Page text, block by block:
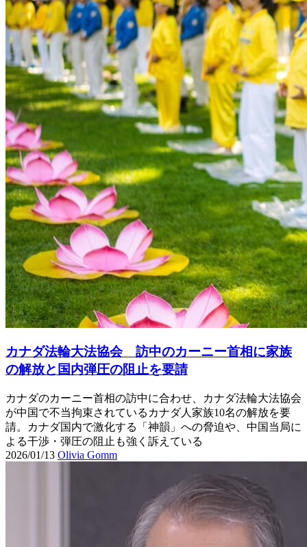
カナダ法輪大法協会 訪中のカーニー首相に家族
の解放と国内弾圧の阻止を要請
カナダのカーニー首相の訪中に合わせ、カナダ法輪大法協会
が中国で不当拘束されているカナダ人家族10名の解放を要
請。カナダ国内で激化する「神韻」への脅迫や、中国当局に
よる干渉・弾圧の阻止も強く訴えている
2026/01/13 Olivia Gomm